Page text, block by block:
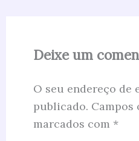
Deixe um
O seu endereço de
publicado. Campos
marcados com *